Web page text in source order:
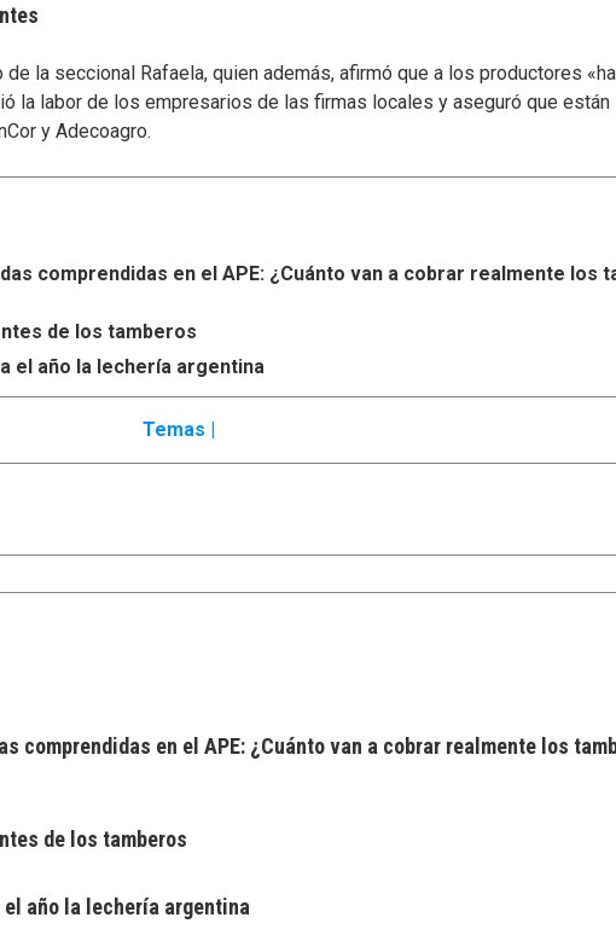
la seccional Rafaela, quien además, afirmó que a los productores
la labor de los empresarios de las firmas locales y aseguró que están
y Adecoagro.
comprendidas en el APE: ¿Cuánto van a cobrar realmente los
de los tamberos
el año la lechería argentina
Temas |
comprendidas en el APE: ¿Cuánto van a cobrar realmente los
de los tamberos
año la lechería argentina